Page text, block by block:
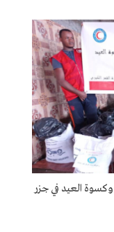
وكسوة العيد في جزر